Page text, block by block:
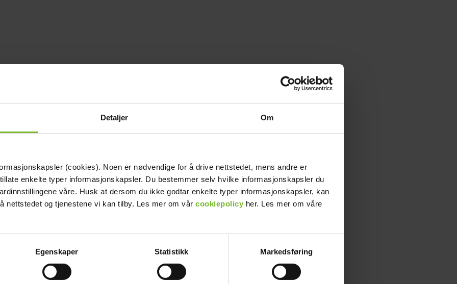
Detaljer Om
(cookies). Noen er nødvendige for å drive nettstedet, mens andre er
enkelte typer informasjonskapsler. Du bestemmer selv hvilke informasjonskapsler du
våre. Husk at dersom du ikke godtar enkelte typer informasjonskapsler, kan
nettstedet og tjenestene vi kan tilby. Les mer om vår cookiepolicy her. Les mer om våre
Egenskaper Statistikk Markedsføring